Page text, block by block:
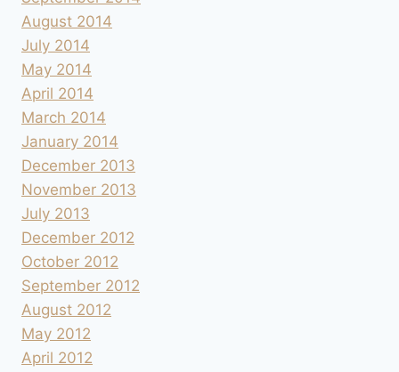
August 2014
July 2014
May 2014
April 2014
March 2014
January 2014
December 2013
November 2013
July 2013
December 2012
October 2012
September 2012
August 2012
May 2012
April 2012